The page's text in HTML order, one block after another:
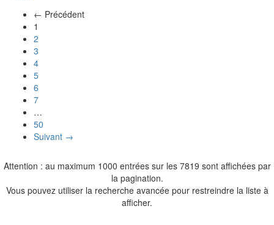
← Précédent
1
2
3
4
5
6
7
…
50
Suivant →
Attention : au maximum 1000 entrées sur les 7819 sont affichées par
la pagination.
Vous pouvez utiliser la recherche avancée pour restreindre la liste à
afficher.